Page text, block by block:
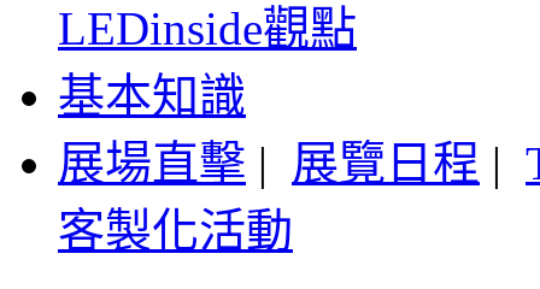
LEDinside觀點
基本知識
展場直擊 | 展覽日程 |
客製化活動